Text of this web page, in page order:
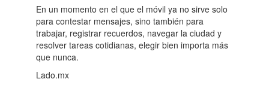
En un momento en el que el móvil ya no sirve solo
para contestar mensajes, sino también para
trabajar, registrar recuerdos, navegar la ciudad y
resolver tareas cotidianas, elegir bien importa más
que nunca.
Lado.mx